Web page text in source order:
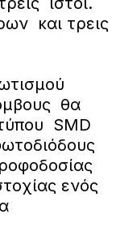
και τρεις
θα
SMD
ενός